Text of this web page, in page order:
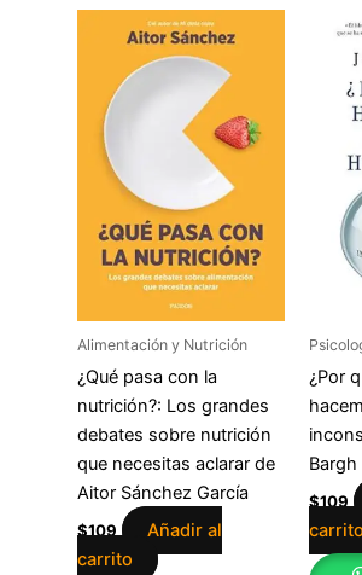
Alimentación y Nutrición
¿Qué pasa con la
nutrición?: Los grandes
debates sobre nutrición
que necesitas aclarar de
Aitor Sánchez García
$109
Añadir al
carrito
¿Por
Bargh
$109
carrito